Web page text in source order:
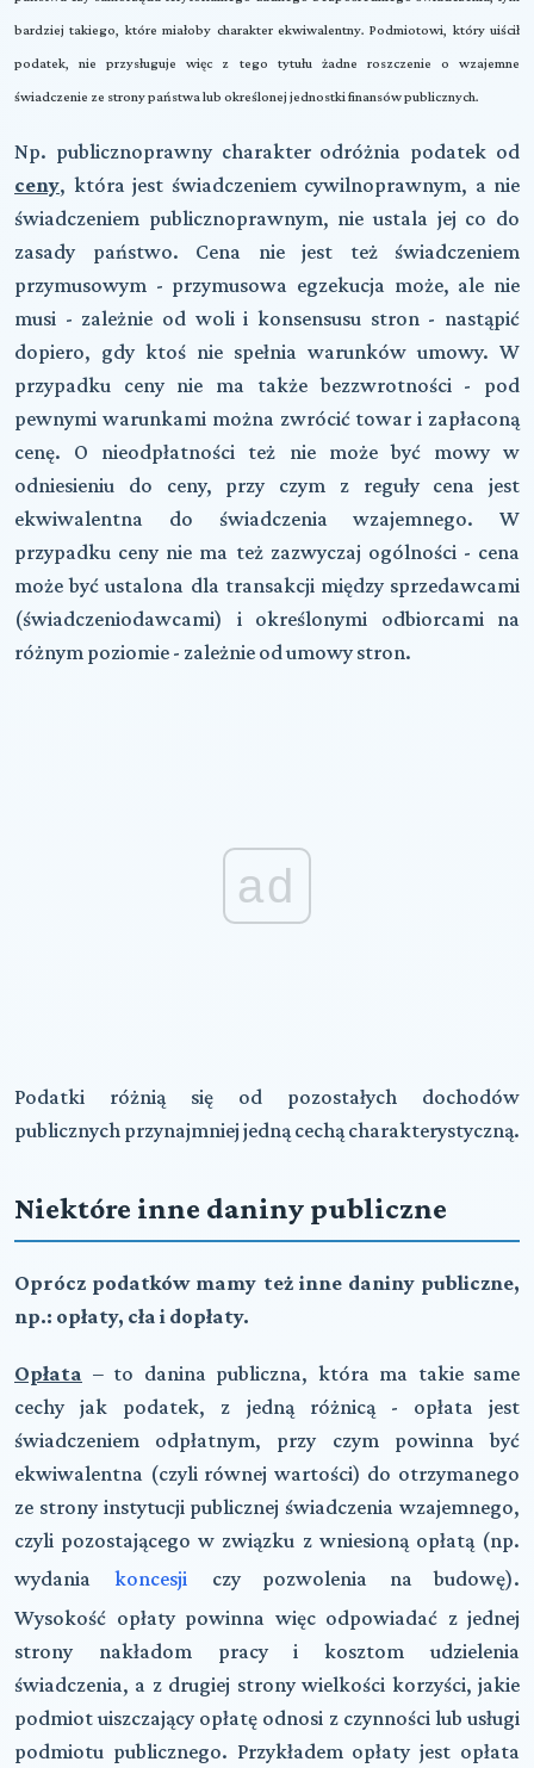
bardziej takiego, które miałoby charakter ekwiwalentny. Podmiotowi, który uiścił
podatek, nie przysługuje więc z tego tytułu żadne roszczenie o wzajemne
świadczenie ze strony państwa lub określonej jednostki finansów publicznych.
Np. publicznoprawny charakter odróżnia podatek od
ceny, która jest świadczeniem cywilnoprawnym, a nie
świadczeniem publicznoprawnym, nie ustala jej co do
zasady państwo. Cena nie jest też świadczeniem
przymusowym - przymusowa egzekucja może, ale nie
musi - zależnie od woli i konsensusu stron - nastąpić
dopiero, gdy ktoś nie spełnia warunków umowy. W
przypadku ceny nie ma także bezzwrotności - pod
pewnymi warunkami można zwrócić towar i zapłaconą
cenę. O nieodpłatności też nie może być mowy w
odniesieniu do ceny, przy czym z reguły cena jest
ekwiwalentna do świadczenia wzajemnego. W
przypadku ceny nie ma też zazwyczaj ogólności - cena
może być ustalona dla transakcji między sprzedawcami
(świadczeniodawcami) i określonymi odbiorcami na
różnym poziomie - zależnie od umowy stron.
ad
Podatki różnią się od pozostałych dochodów
publicznych przynajmniej jedną cechą charakterystyczną.
Niektóre inne daniny publiczne
Oprócz podatków mamy też inne daniny publiczne,
np.: opłaty, cła i dopłaty.
Opłata – to danina publiczna, która ma takie same
cechy jak podatek, z jedną różnicą - opłata jest
świadczeniem odpłatnym, przy czym powinna być
ekwiwalentna (czyli równej wartości) do otrzymanego
ze strony instytucji publicznej świadczenia wzajemnego,
czyli pozostającego w związku z wniesioną opłatą (np.
wydania koncesji
czy pozwolenia na budowę).
Wysokość opłaty powinna więc odpowiadać z jednej
strony nakładom pracy i kosztom udzielenia
świadczenia, a z drugiej strony wielkości korzyści, jakie
podmiot uiszczający opłatę odnosi z czynności lub usługi
podmiotu publicznego. Przykładem opłaty jest opłata